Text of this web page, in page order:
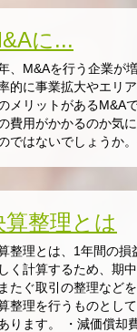
に...
、M&Aを行う企業が
的に事業拡大やエリ
メリットがあるM&A
費用がかかるのか気
ではないでしょうか
算整理とは
整理とは、1年間の損
く計算するため、期
たぐ取引の整理など
整理を行うものとし
ります。 ・減価償却